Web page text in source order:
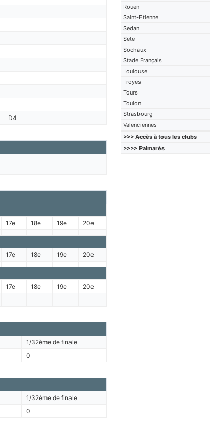
Rouen
Saint-Etienne
Sedan
Sete
Sochaux
Stade Français
Toulouse
Troyes
Tours
Toulon
Strasbourg
Valenciennes
>>> Accès à tous les clubs
>>>> Palmarès
D4
17e 18e 19e 20e
17e 18e 19e 20e
17e 18e 19e
20e
1/32ème de finale
0
1/32ème de finale
0